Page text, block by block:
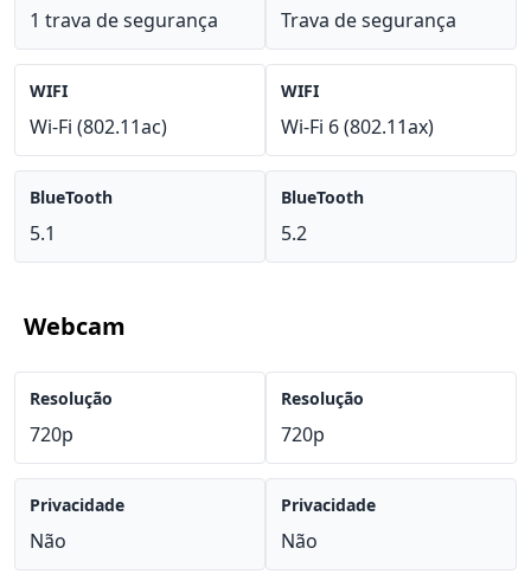
1 trava de segurança
WIFI
Wi-Fi (802.11ac)
BlueTooth
5.1
Trava de segurança
WIFI
Wi-Fi 6 (802.11ax)
BlueTooth
5.2
Webcam
Resolução
720p
Privacidade
Não
Resolução
720p
Privacidade
Não